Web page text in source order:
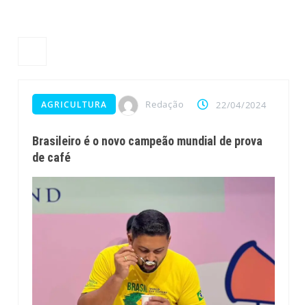
AGRICULTURA Redação 22/04/2024
Brasileiro é o novo campeão mundial de prova
de café